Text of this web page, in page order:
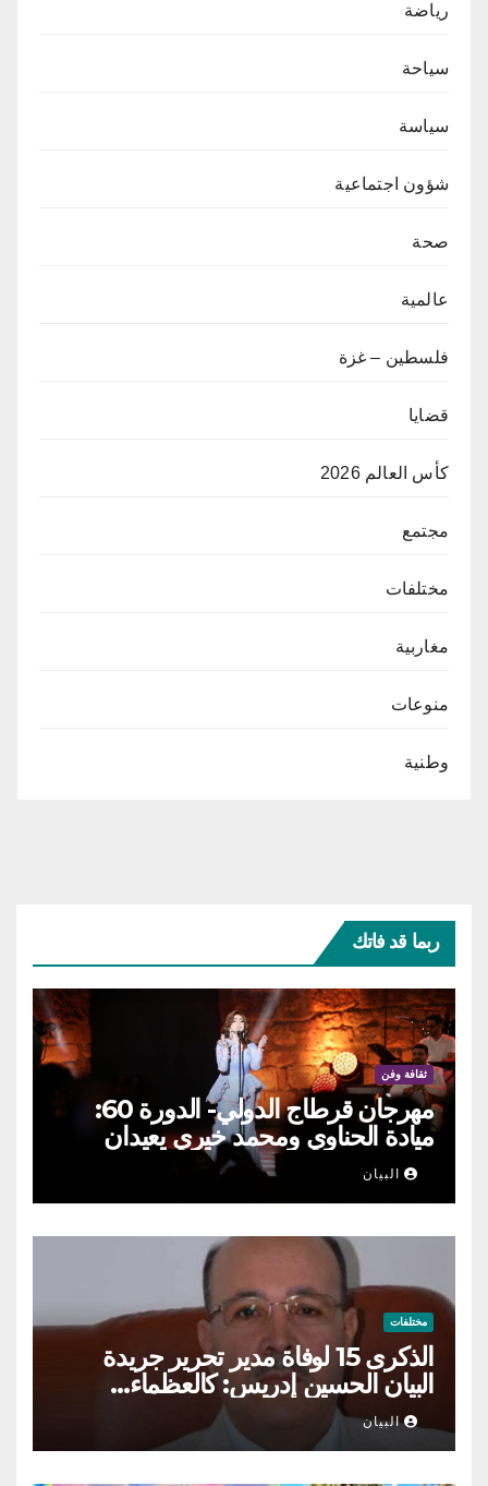
رياضة
سياحة
سياسة
شؤون اجتماعية
صحة
عالمية
فلسطين – غزة
قضايا
كأس العالم 2026
مجتمع
مختلفات
مغاربية
منوعات
وطنية
ربما قد فاتك
ثقافة وفن
مهرجان قرطاج الدولي- الدورة 60:
ميادة الحناوي ومحمد خيري يعيدان
الطرب السوري إلى ركح قرطاج
البيان
مختلفات
الذكرى 15 لوفاة مدير تحرير جريدة
البيان الحسين إدريس: كالعظماء…
عاش شامخا ورحل واقفا
البيان